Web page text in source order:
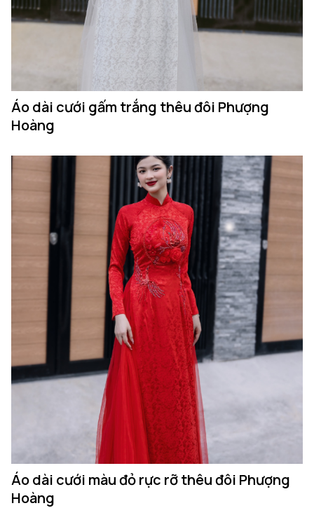
Áo dài cưới gấm trắng thêu đôi Phượng
Hoàng
Áo dài cưới màu đỏ rực rỡ thêu đôi Phượng
Hoàng